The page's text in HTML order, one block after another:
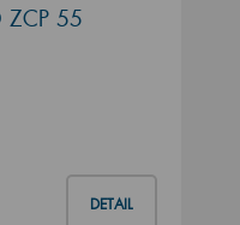
ZCP 55
DETAIL